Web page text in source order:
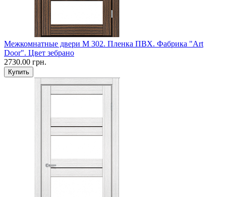
Межкомнатные двери M 302. Пленка ПВХ. Фабрика "Art
Door". Цвет зебрано
2730.00 грн.